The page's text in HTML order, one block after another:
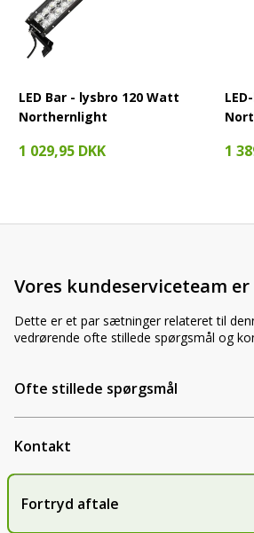
Endnu flere fordele ved, at denne
Undertrykkelse af EMC-
Levetid på mere end 50.000
Tilladt til brug på offentlige veje;
Anti rust, korrosion og frost
men stadig er E-mærket og
AgroLED.dk, for det bedste lys til den
LED Bar - lysbro 120 Watt
Northernlight
1 029,95 DKK 1
Vores kundeserviceteam
Dette er et par sætninger relateret til
vedrørende ofte stillede spørgsmål og
Ofte stillede spørgsmål
Kontakt
Fortryd aftale